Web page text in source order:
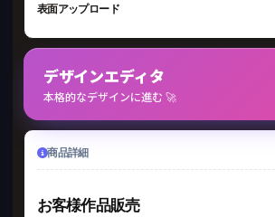
表面アップロード
デザインエディタ
本格的なデザインに進む 🚀
商品詳細
お客様作品販売